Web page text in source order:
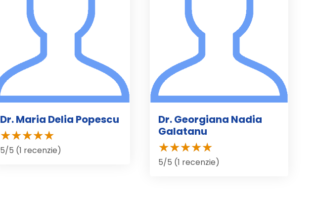
Dr. Maria Delia Popescu
5/5 (1 recenzie)
Dr. Georgiana Nadia
Galatanu
5/5 (1 recenzie)